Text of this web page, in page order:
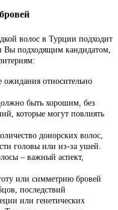
волос в Турции подходит
Вы подходящим кандидатом,
относительно
быть хорошим, без
которые могут повлиять
донорских волос,
головы или из-за ушей.
– важный аспект,
или симметрию бровей
последствий
или генетических